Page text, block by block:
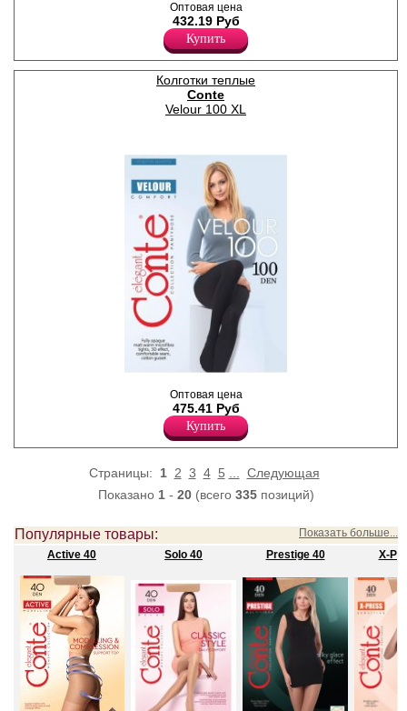
из микрофибры, эффект 3D,
комфортный шов, х/б
ластовица.
Плотность 100ден
Полиамид 93%
Эластан 7%
Оптовая цена
432.19 Руб
Купить
Колготки теплые
Conte
Velour 100 XL
из микрофибры, эффект 3D,
комфортный шов, х/б
ластовица.
Плотность 100ден
Полиамид 93%
Оптовая цена
475.41 Руб
Купить
Страницы: 1 2 3 4 5
Следующая
Показано 1- 20(всего 335позиций)
Популярные товары:
Показать больше...
Active 40
Solo 40 Prestige 40 X-